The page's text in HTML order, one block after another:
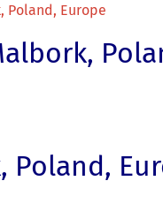
Poland, Europe
Poland,